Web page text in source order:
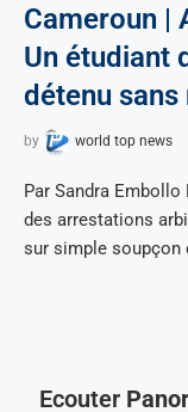
Cameroun |
Un étudiant
détenu
by world top news
Par Sandra
des arrestations
sur simple soupçon
Ecouter